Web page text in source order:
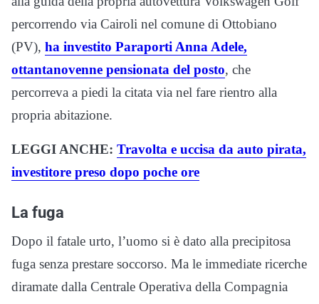
percorrendo via Cairoli nel comune di Ottobiano
(PV), ha investito Paraporti Anna Adele,
ottantanovenne pensionata del posto, che
percorreva a piedi la citata via nel fare rientro alla
propria abitazione.
LEGGI ANCHE: Travolta e uccisa da auto pirata,
investitore preso dopo poche ore
La fuga
Dopo il fatale urto, l’uomo si è dato alla precipitosa
fuga senza prestare soccorso. Ma le immediate ricerche
diramate dalla Centrale Operativa della Compagnia